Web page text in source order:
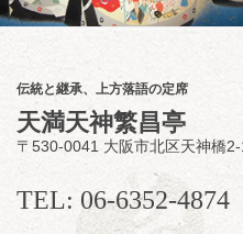
8月12日
お笑い怪談
の幽霊も出ま
笑福亭たま／林
南鱗／笑福亭福
開演：午後6時
前売3,000円 当
お問合せ：福
伝統と継承、上方落語の定席
天満天神繁昌亭
〒530-0041 大阪市北区天神橋
TEL: 06-6352-4874